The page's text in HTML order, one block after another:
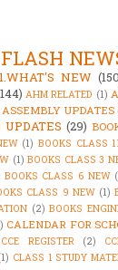
1.WHAT'S NEW
AHM RELATED (1)
ASSEMBLY UPDATES
(29)
(1) BOOKS CLASS
(1) BOOKS CLASS 3
BOOKS CLASS 6 NEW
CLASS 9 NEW (1)
(2) BOOKS
CALENDAR FOR
CCE REGISTER (2)
CLASS 1 STUDY